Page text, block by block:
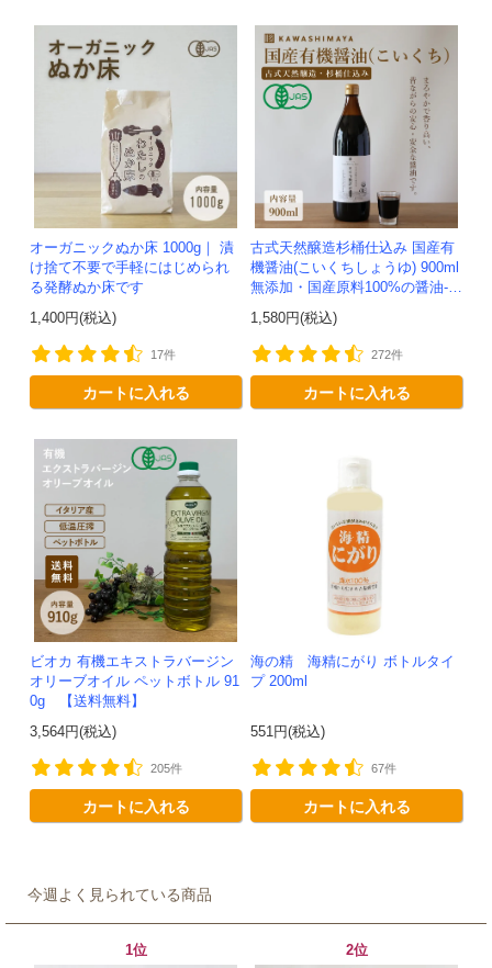
オーガニックぬか床 1000g｜ 漬
け捨て不要で手軽にはじめられ
る発酵ぬか床です
1,400円(税込)
17件
カートに入れる
古式天然醸造杉桶仕込み 国産有
機醤油(こいくちしょうゆ) 900ml
無添加・国産原料100%の醤油-か
1,580円(税込)
272件
カートに入れる
ビオカ 有機エキストラバージン
オリーブオイル ペットボトル 91
0g 【送料無料】
3,564円(税込)
205件
カートに入れる
海の精 海精にがり ボトルタイ
プ 200ml
551円(税込)
67件
カートに入れる
今週よく見られている商品
1位 2位